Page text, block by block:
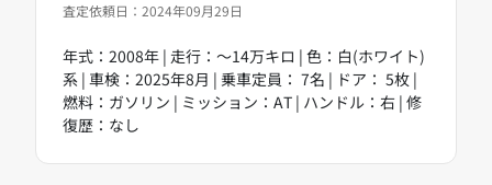
査定依頼日：2024年09月29日
年式：2008年 | 走行：～14万キロ | 色：白(ホワイト)
系 | 車検：2025年8月 | 乗車定員： 7名 | ドア： 5枚 |
燃料：ガソリン | ミッション：AT | ハンドル：右 | 修
復歴：なし